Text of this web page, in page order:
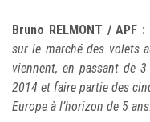
Bruno RELMONT / APF :
sur le marché des volets
viennent, en passant de
2014 et faire partie des
Europe à l’horizon de 5 ans.